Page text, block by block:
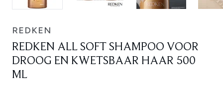
REDKEN
REDKEN ALL SOFT SHAMPOO VOOR
DROOG EN KWETSBAAR HAAR 500
ML